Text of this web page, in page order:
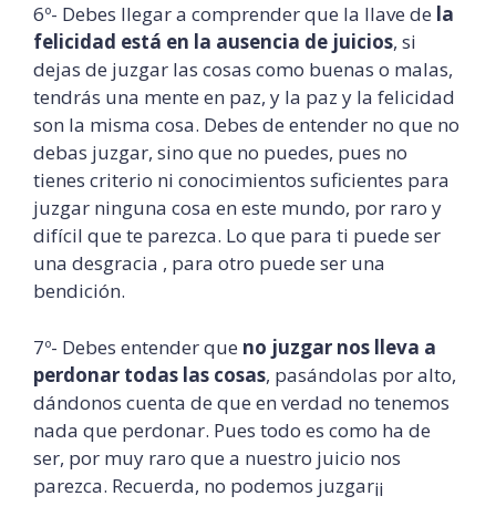
6º- Debes llegar a comprender que la llave de la
felicidad está en la ausencia de juicios, si
dejas de juzgar las cosas como buenas o malas,
tendrás una mente en paz, y la paz y la felicidad
son la misma cosa. Debes de entender no que no
debas juzgar, sino que no puedes, pues no
tienes criterio ni conocimientos suficientes para
juzgar ninguna cosa en este mundo, por raro y
difícil que te parezca. Lo que para ti puede ser
una desgracia , para otro puede ser una
bendición.
7º- Debes entender que no juzgar nos lleva a
perdonar todas las cosas, pasándolas por alto,
dándonos cuenta de que en verdad no tenemos
nada que perdonar. Pues todo es como ha de
ser, por muy raro que a nuestro juicio nos
parezca. Recuerda, no podemos juzgar¡¡